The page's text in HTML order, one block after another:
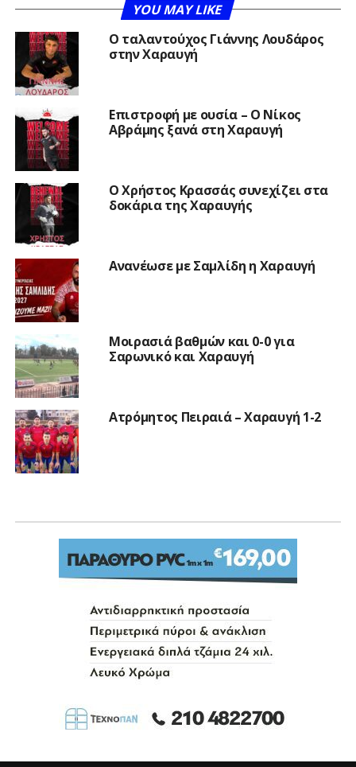
YOU MAY LIKE
Ο ταλαντούχος Γιάννης Λουδάρος
στην Χαραυγή
Επιστροφή με ουσία – Ο Νίκος
Αβράμης ξανά στη Χαραυγή
Ο Χρήστος Κρασσάς συνεχίζει στα
δοκάρια της Χαραυγής
Ανανέωσε με Σαμλίδη η Χαραυγή
Μοιρασιά βαθμών και 0-0 για
Σαρωνικό και Χαραυγή
Ατρόμητος Πειραιά – Χαραυγή 1-2